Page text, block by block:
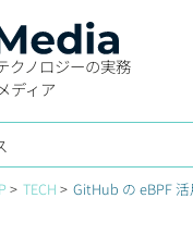
クノロジーの実務
メディア
TECH GitHub の eBPF